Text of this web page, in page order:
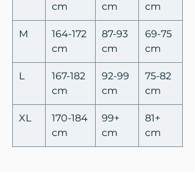
cm
cm
cm
M
164-172
cm
87-93
cm
69-75
cm
L
167-182
cm
92-99
cm
75-82
cm
XL
170-184
cm
99+
cm
81+
cm